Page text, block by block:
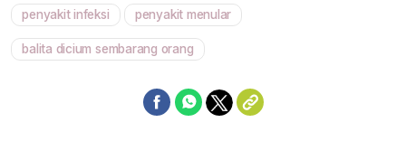
penyakit infeksi penyakit menular
balita dicium sembarang orang